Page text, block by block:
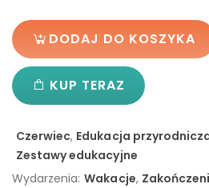
DODAJ DO KOSZYKA
KUP TERAZ
Czerwiec, Edukacja
Zestawy edukacyjne
Wydarzenia: Wakacje,